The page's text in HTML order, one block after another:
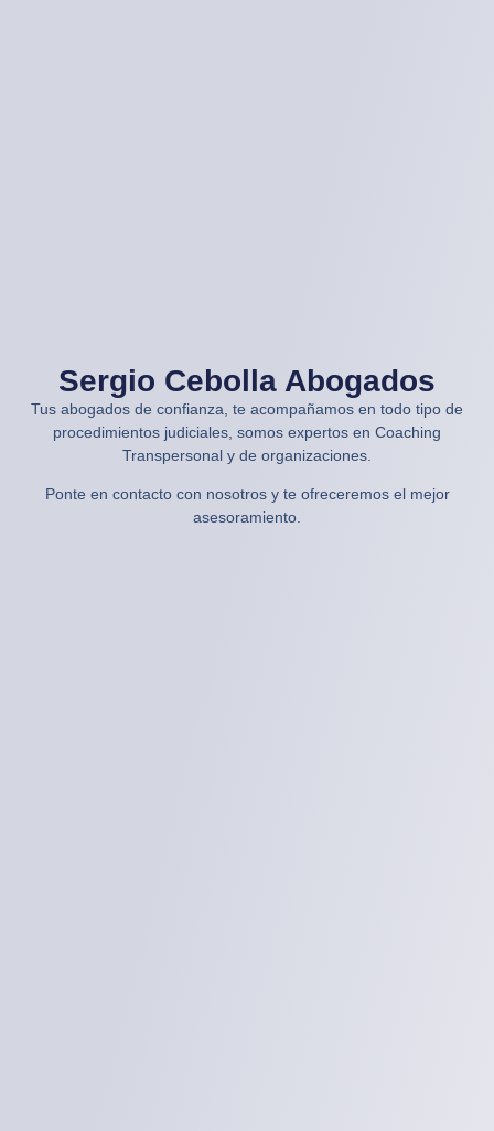
Sergio Cebolla Abogados
Tus abogados de confianza, te acompañamos en todo tipo de
procedimientos judiciales, somos expertos en Coaching
Transpersonal y de organizaciones.
Ponte en contacto con nosotros y te ofreceremos el mejor
asesoramiento.